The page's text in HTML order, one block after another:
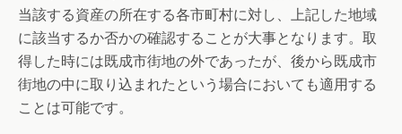
当該する資産の所在する各市町村に対し、上記した地域
に該当するか否かの確認することが大事となります。取
得した時には既成市街地の外であったが、後から既成市
街地の中に取り込まれたという場合においても適用する
ことは可能です。